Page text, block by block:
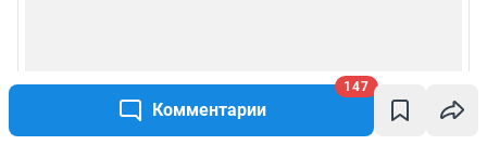
Комментарии
147